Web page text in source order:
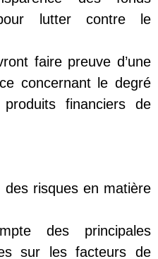
pour lutter contre le
faire preuve d’une
concernant le degré
financiers de
risques en matière
des principales
sur les facteurs de